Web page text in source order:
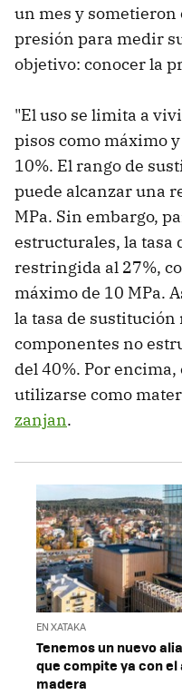
un mes y sometieron
presión para medir
objetivo: conocer la
"El uso se limita a
pisos como máximo
10%. El rango de
puede alcanzar una
MPa. Sin embargo,
estructurales, la tasa
restringida al 27%,
máximo de 10 MPa.
la tasa de sustitución
componentes no
del 40%. Por
utilizarse como
zanjan.
EN XATAKA
Tenemos un nuevo
que compite ya con
madera